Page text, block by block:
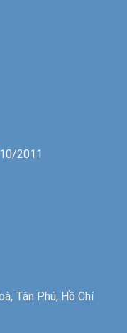
2011
Tân Phú, Hồ Chí